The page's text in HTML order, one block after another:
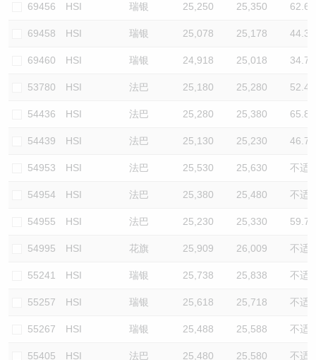
69456 HSI 瑞银 25,250 25,350 62.6
69458 HSI 瑞银 25,078 25,178 44.3
69460 HSI 瑞银 24,918 25,018 34.7
53780 HSI 法巴 25,180 25,280 52.4
54436 HSI 法巴 25,280 25,380 65.8
54439 HSI 法巴 25,130 25,230 46.7
54953 HSI 法巴 25,530 25,630 不适
54954 HSI 法巴 25,380 25,480 不适
54955 HSI 法巴 25,230 25,330 59.7
54995 HSI 花旗 25,909 26,009 不适
55241 HSI 瑞银 25,738 25,838 不适
55257 HSI 瑞银 25,618 25,718 不适
55267 HSI 瑞银 25,488 25,588 不适
55405 HSI 法巴 25,480 25,580 不适